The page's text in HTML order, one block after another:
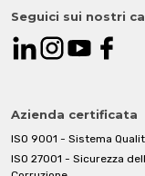
Azienda certificata
ISO 9001 - Sistema
ISO 27001 - Sicurezza
Seguici sui nostri